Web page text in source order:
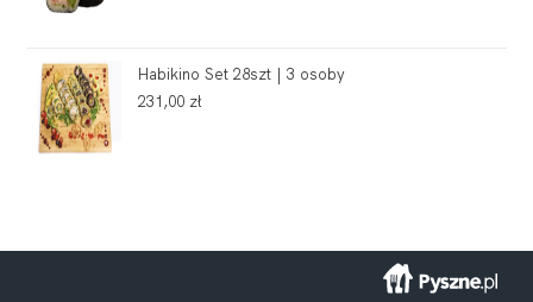
Habikino Set 28szt | 3 osoby
231,00 zł